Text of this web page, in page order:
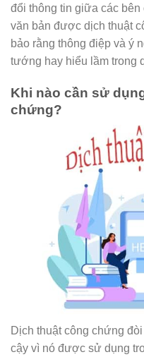
đổi thông tin giữa các
văn bản được dịch thuật
bảo rằng thông điệp và ý
tướng hay hiểu lầm trong
Khi nào cần sử
chứng?
Dịch thuật công chứng
cậy vì nó được sử dụng